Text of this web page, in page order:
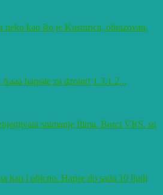
neko kao što je Kusturica, obrazovan,
hapsite za dzoint! 1.3.1.2...
snimanje filma. Borci VRS. su
kao i obicno. Hapse do sada 10 ljudi